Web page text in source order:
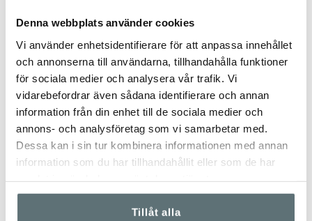
Denna webbplats använder cookies
Vi använder enhetsidentifierare för att anpassa innehållet
och annonserna till användarna, tillhandahålla funktioner
för sociala medier och analysera vår trafik. Vi
vidarebefordrar även sådana identifierare och annan
information från din enhet till de sociala medier och
annons- och analysföretag som vi samarbetar med.
Dessa kan i sin tur kombinera informationen med annan
information som du har tillhandahållit eller som de har
Tillåt alla
EVELINA ÅSLUND - EN
LYCKANS DAG PÅ
FJÄLLET
jaktdag på fjället. En spännande
EN KÅSA KAFFE -
FJÄLLEN
vän En Kåsa Kaffe! Om att koppla
ur och hämta kraft.